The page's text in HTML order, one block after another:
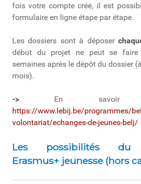
fois votre compte créé, il est
formulaire en ligne étape par étape.
Les dossiers sont à déposer
début du projet ne peut se
semaines après le dépôt du dossier
mois).
-> En
https://www.lebij.be/programmes/
volontariat/echanges-de-jeunes-belj/
Les possibilités du
Erasmus+ jeunesse (hors